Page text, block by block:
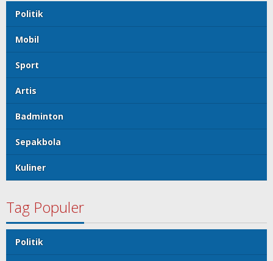
Politik
Mobil
Sport
Artis
Badminton
Sepakbola
Kuliner
Tag Populer
Politik